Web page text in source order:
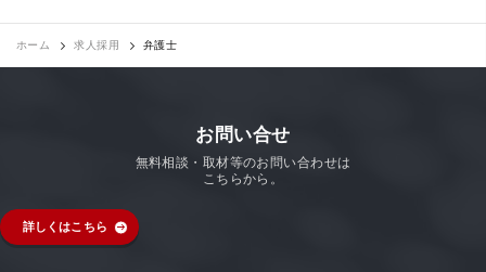
ホーム 求人採用 弁護士
お問い合せ
無料相談・取材等のお問い合わせは
こちらから。
詳しくはこちら